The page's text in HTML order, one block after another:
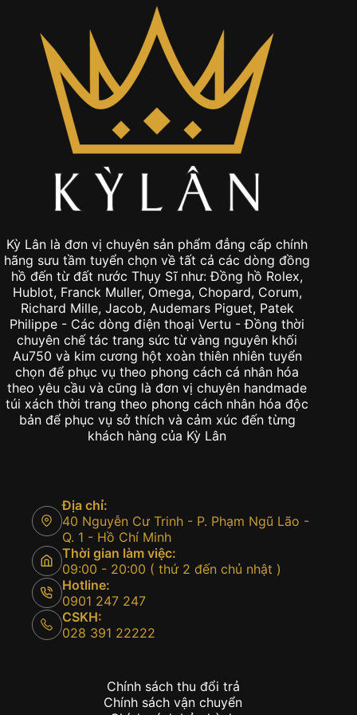
Kỳ Lân là đơn vị chuyên sản phẩm đẳng cấp chính
hãng sưu tầm tuyển chọn về tất cả các dòng đồng
hồ đến từ đất nước Thụy Sĩ như: Đồng hồ Rolex,
Hublot, Franck Muller, Omega, Chopard, Corum,
Richard Mille, Jacob, Audemars Piguet, Patek
Philippe - Các dòng điện thoại Vertu - Đồng thời
chuyên chế tác trang sức từ vàng nguyên khối
Au750 và kim cương hột xoàn thiên nhiên tuyển
chọn để phục vụ theo phong cách cá nhân hóa
theo yêu cầu và cũng là đơn vị chuyên handmade
túi xách thời trang theo phong cách nhân hóa độc
bản để phục vụ sở thích và cảm xúc đến từng
khách hàng của Kỳ Lân
Địa chỉ:
40 Nguyễn Cư Trinh - P. Phạm Ngũ Lão -
Q. 1 - Hồ Chí Minh
Thời gian làm việc:
09:00 - 20:00 ( thứ 2 đến chủ nhật )
Hotline:
0901 247 247
CSKH:
028 391 22222
Chính sách thu đổi trả
Chính sách vận chuyển